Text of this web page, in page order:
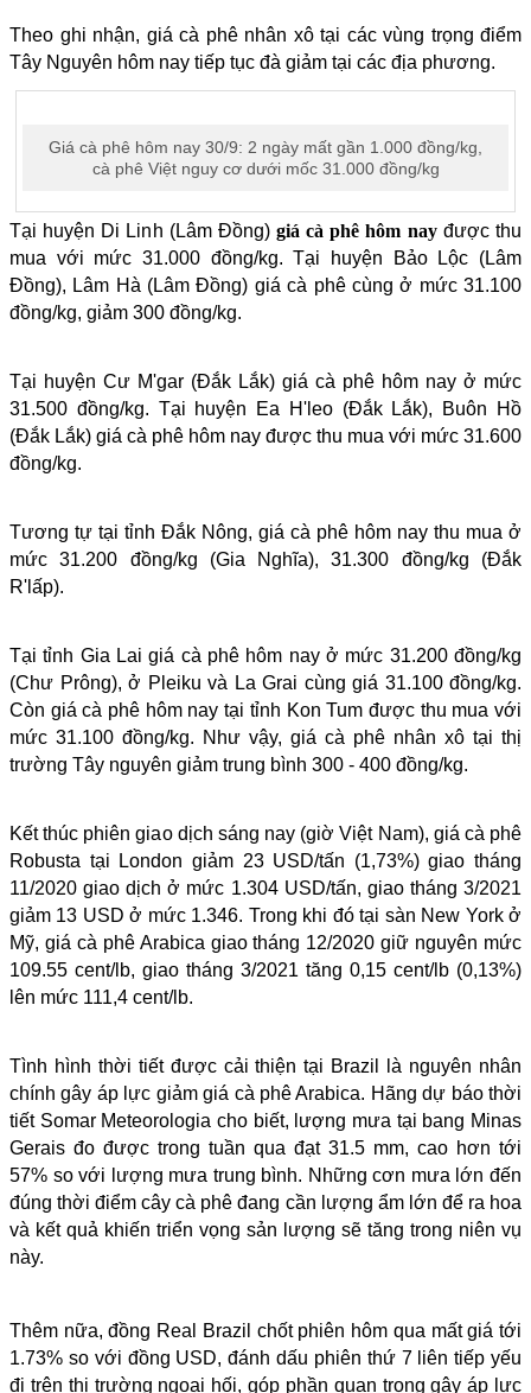
Theo ghi nhận, giá cà phê nhân xô tại các vùng trọng điểm
Tây Nguyên hôm nay tiếp tục đà giảm tại các địa phương.
Giá cà phê hôm nay 30/9: 2 ngày mất gần 1.000 đồng/kg,
cà phê Việt nguy cơ dưới mốc 31.000 đồng/kg
Tại huyện Di Linh (Lâm Đồng) giá cà phê hôm nayđược thu
mua với mức 31.000 đồng/kg. Tại huyện Bảo Lộc (Lâm
Đồng), Lâm Hà (Lâm Đồng) giá cà phê cùng ở mức 31.100
đồng/kg, giảm 300 đồng/kg.
Tại huyện Cư M'gar (Đắk Lắk) giá cà phê hôm nay ở mức
31.500 đồng/kg. Tại huyện Ea H'leo (Đắk Lắk), Buôn Hồ
(Đắk Lắk) giá cà phê hôm nay được thu mua với mức 31.600
đồng/kg.
Tương tự tại tỉnh Đắk Nông, giá cà phê hôm nay thu mua ở
mức 31.200 đồng/kg (Gia Nghĩa), 31.300 đồng/kg (Đắk
R'lấp).
Tại tỉnh Gia Lai giá cà phê hôm nay ở mức 31.200 đồng/kg
(Chư Prông), ở Pleiku và La Grai cùng giá 31.100 đồng/kg.
Còn giá cà phê hôm nay tại tỉnh Kon Tum được thu mua với
mức 31.100 đồng/kg. Như vậy, giá cà phê nhân xô tại thị
trường Tây nguyên giảm trung bình 300 - 400 đồng/kg.
Kết thúc phiên giao dịch sáng nay (giờ Việt Nam), giá cà phê
Robusta tại London giảm 23 USD/tấn (1,73%) giao tháng
11/2020 giao dịch ở mức 1.304 USD/tấn, giao tháng 3/2021
giảm 13 USD ở mức 1.346. Trong khi đó tại sàn New York ở
Mỹ, giá cà phê Arabica giao tháng 12/2020 giữ nguyên mức
109.55 cent/lb, giao tháng 3/2021 tăng 0,15 cent/lb (0,13%)
lên mức 111,4 cent/lb.
Tình hình thời tiết được cải thiện tại Brazil là nguyên nhân
chính gây áp lực giảm giá cà phê Arabica. Hãng dự báo thời
tiết Somar Meteorologia cho biết, lượng mưa tại bang Minas
Gerais đo được trong tuần qua đạt 31.5 mm, cao hơn tới
57% so với lượng mưa trung bình. Những cơn mưa lớn đến
đúng thời điểm cây cà phê đang cần lượng ẩm lớn để ra hoa
và kết quả khiến triển vọng sản lượng sẽ tăng trong niên vụ
này.
Thêm nữa, đồng Real Brazil chốt phiên hôm qua mất giá tới
1.73% so với đồng USD, đánh dấu phiên thứ 7 liên tiếp yếu
đi trên thị trường ngoại hối, góp phần quan trọng gây áp lực